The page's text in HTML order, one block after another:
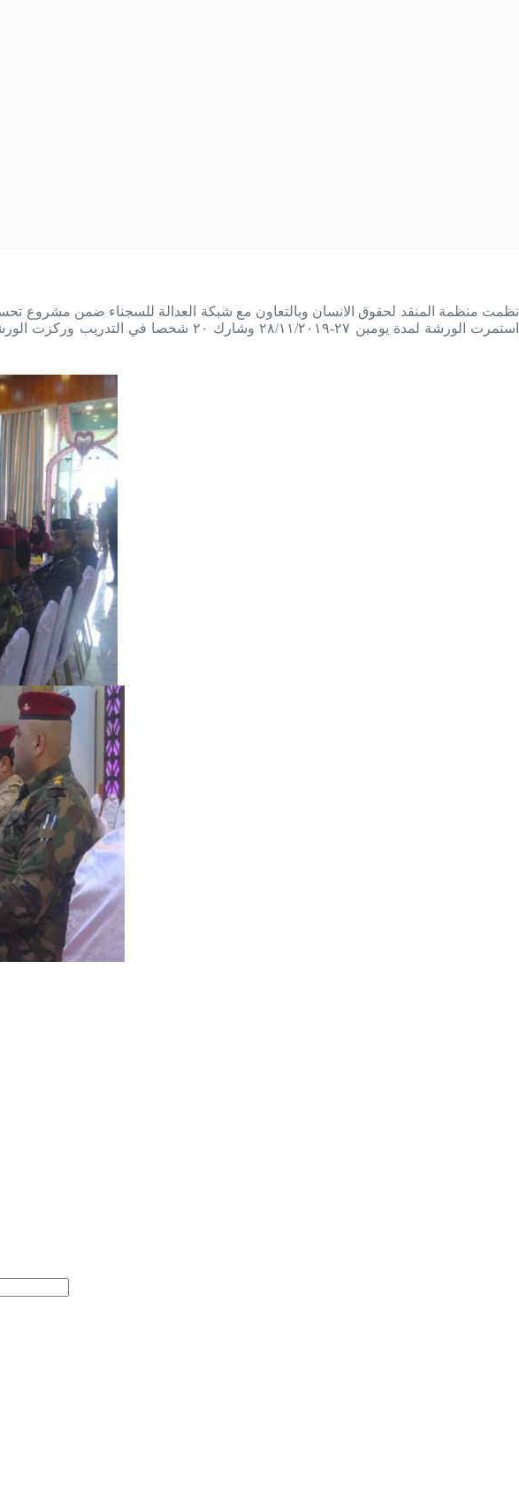
نظمت منظمة المنقد لحقوق الانسان وبالتعاون مع شبکة العدالة للسجناء ضمن مشروع
استمرت الورشة لمدة يومين ٢٧-٢٨/١١/٢٠١٩